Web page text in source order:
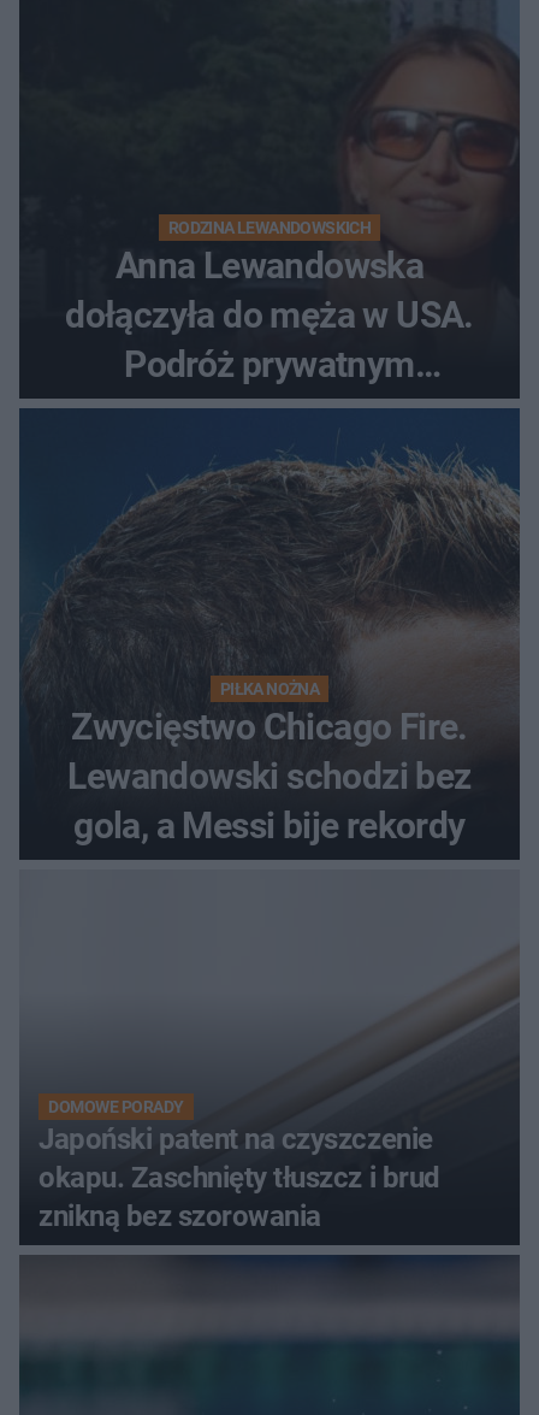
RODZINA LEWANDOWSKICH
Anna Lewandowska
dołączyła do męża w USA.
Podróż prywatnym
odrzutowcem to dopiero
początek!
PIŁKA NOŻNA
Zwycięstwo Chicago Fire.
Lewandowski schodzi bez
gola, a Messi bije rekordy
DOMOWE PORADY
Japoński patent na czyszczenie
okapu. Zaschnięty tłuszcz i brud
znikną bez szorowania